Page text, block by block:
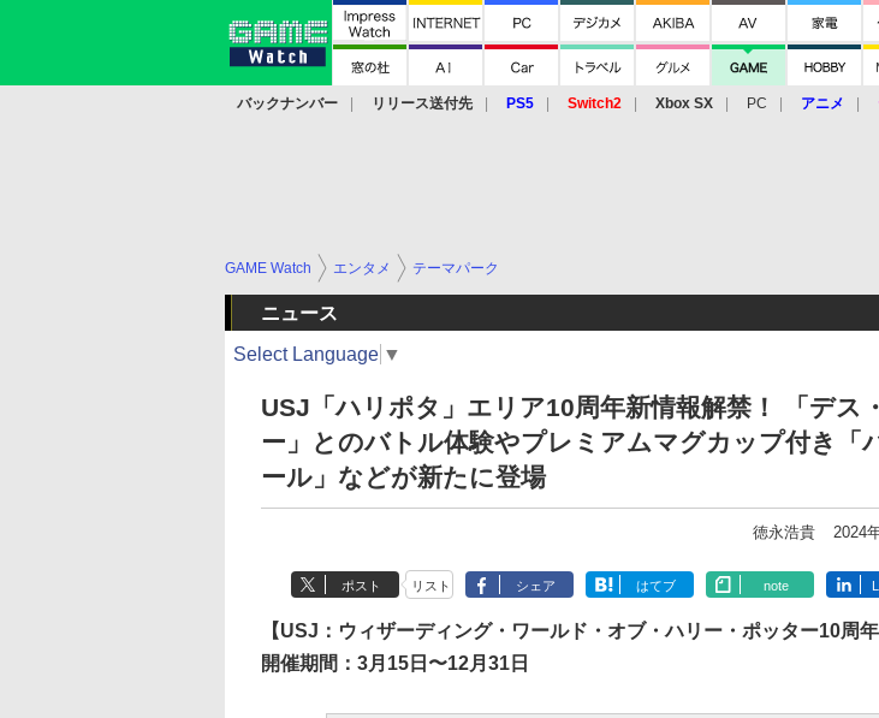
バックナンバー リリース送付先 PS5 Switch2 Xbox SX PC アニメ
GAME Watch エンタメ テーマパーク
ニュース
Select Language ▼
USJ「ハリポタ」エリア10周年新情報解禁！ 「デス
ー」とのバトル体験やプレミアムマグカップ付き「
ール」などが新たに登場
徳永浩貴 2024
ポスト リスト シェア はてブ note
【USJ：ウィザーディング・ワールド・オブ・ハリー・ポッター10周年
開催期間：3月15日〜12月31日